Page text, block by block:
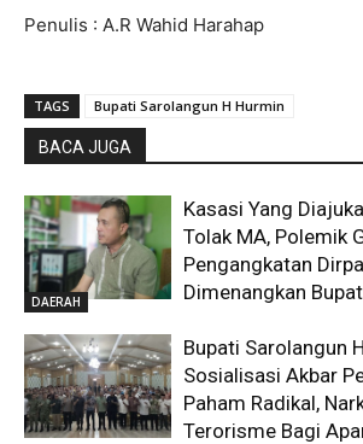
Penulis : A.R Wahid Harahap
TAGS Bupati Sarolangun H Hurmin
BACA JUGA
DAERAH
Kasasi Yang
Tolak MA, Polemik
Pengangkatan
Dimenangkan
Bupati Sarolangun
Sosialisasi Akbar
Paham Radikal,
Terorisme Bagi